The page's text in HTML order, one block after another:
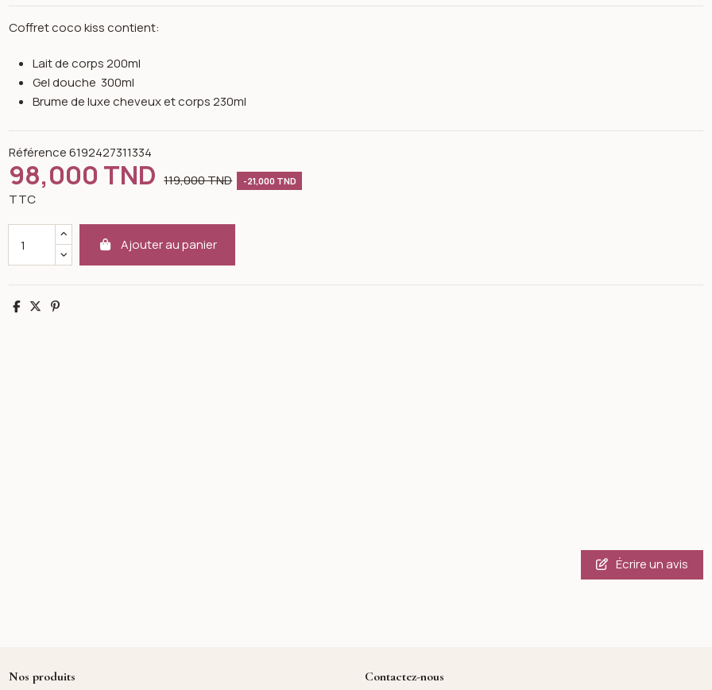
Coffret coco kiss contient:
Lait de corps 200ml
Gel douche 300ml
Brume de luxe cheveux et corps 230ml
Référence 6192427311334
98,000 TND 119,000 TND -21,000 TND
TTC
Ajouter au panier
Partager
TweetPinterest
Écrire un avis
Nos produits Contactez-nous